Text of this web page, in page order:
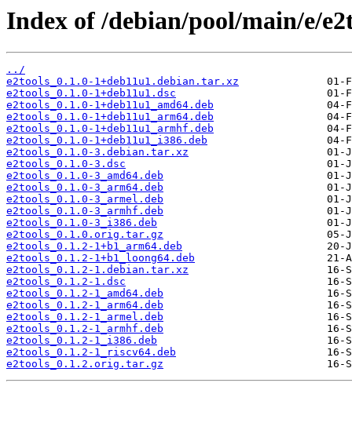
Index of /debian/pool/main/e/
../
e2tools_0.1.0-1+deb11u1.debian.tar.xz
e2tools_0.1.0-1+deb11u1.dsc
e2tools_0.1.0-1+deb11u1_amd64.deb
e2tools_0.1.0-1+deb11u1_arm64.deb
e2tools_0.1.0-1+deb11u1_armhf.deb
e2tools_0.1.0-1+deb11u1_i386.deb
e2tools_0.1.0-3.debian.tar.xz
e2tools_0.1.0-3.dsc
e2tools_0.1.0-3_amd64.deb
e2tools_0.1.0-3_arm64.deb
e2tools_0.1.0-3_armel.deb
e2tools_0.1.0-3_armhf.deb
e2tools_0.1.0-3_i386.deb
e2tools_0.1.0.orig.tar.gz
e2tools_0.1.2-1+b1_arm64.deb
e2tools_0.1.2-1+b1_loong64.deb
e2tools_0.1.2-1.debian.tar.xz
e2tools_0.1.2-1.dsc
e2tools_0.1.2-1_amd64.deb
e2tools_0.1.2-1_arm64.deb
e2tools_0.1.2-1_armel.deb
e2tools_0.1.2-1_armhf.deb
e2tools_0.1.2-1_i386.deb
e2tools_0.1.2-1_riscv64.deb
e2tools_0.1.2.orig.tar.gz